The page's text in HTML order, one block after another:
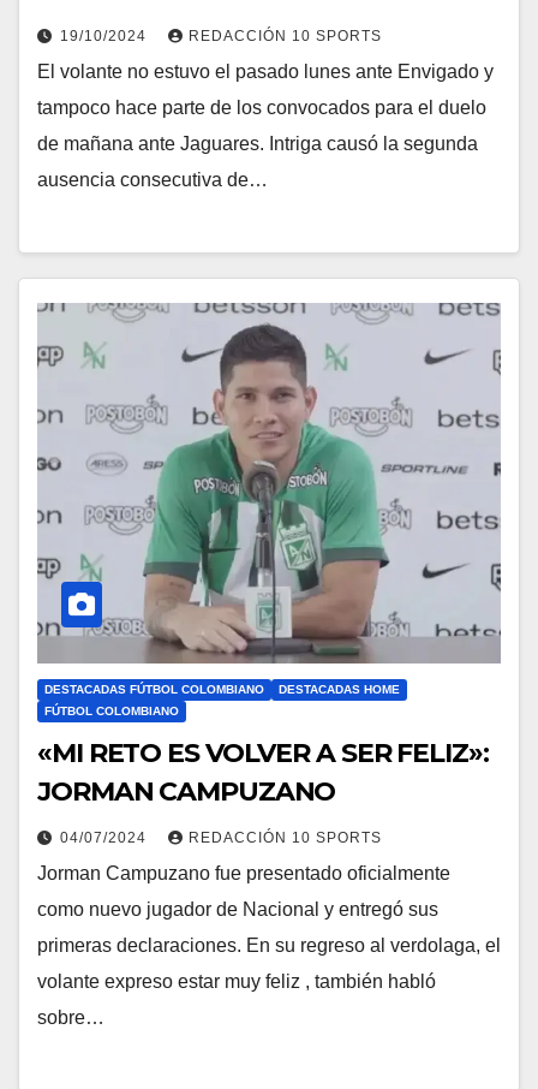
19/10/2024 REDACCIÓN 10 SPORTS
El volante no estuvo el pasado lunes ante Envigado y
tampoco hace parte de los convocados para el duelo
de mañana ante Jaguares. Intriga causó la segunda
ausencia consecutiva de…
DESTACADAS FÚTBOL COLOMBIANO
DESTACADAS HOME
FÚTBOL COLOMBIANO
«MI RETO ES VOLVER A SER FELIZ»:
JORMAN CAMPUZANO
04/07/2024 REDACCIÓN 10 SPORTS
Jorman Campuzano fue presentado oficialmente
como nuevo jugador de Nacional y entregó sus
primeras declaraciones. En su regreso al verdolaga, el
volante expreso estar muy feliz , también habló
sobre…